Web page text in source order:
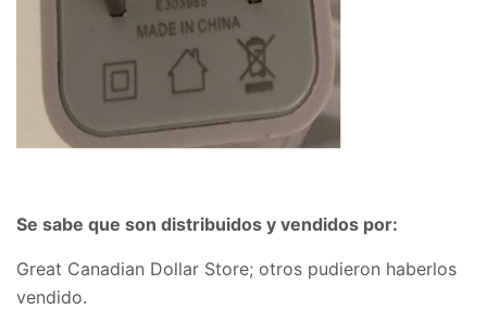
Se sabe que son distribuidos y vendidos por:
Great Canadian Dollar Store; otros pudieron haberlos
vendido.